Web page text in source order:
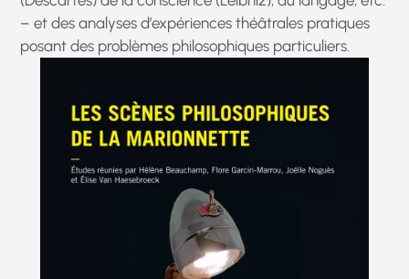
– et des analyses d’expériences théâtrales pratiques
posant des problèmes philosophiques particuliers.